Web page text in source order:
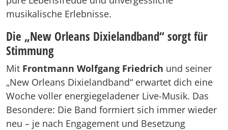
musikalische Erlebnisse.
Die „New Orleans Dixielandband“ sorgt für
Stimmung
Mit Frontmann Wolfgang Friedrich und seiner
„New Orleans Dixielandband“ erwartet dich eine
Woche voller energiegeladener Live-Musik. Das
Besondere: Die Band formiert sich immer wieder
neu – je nach Engagement und Besetzung